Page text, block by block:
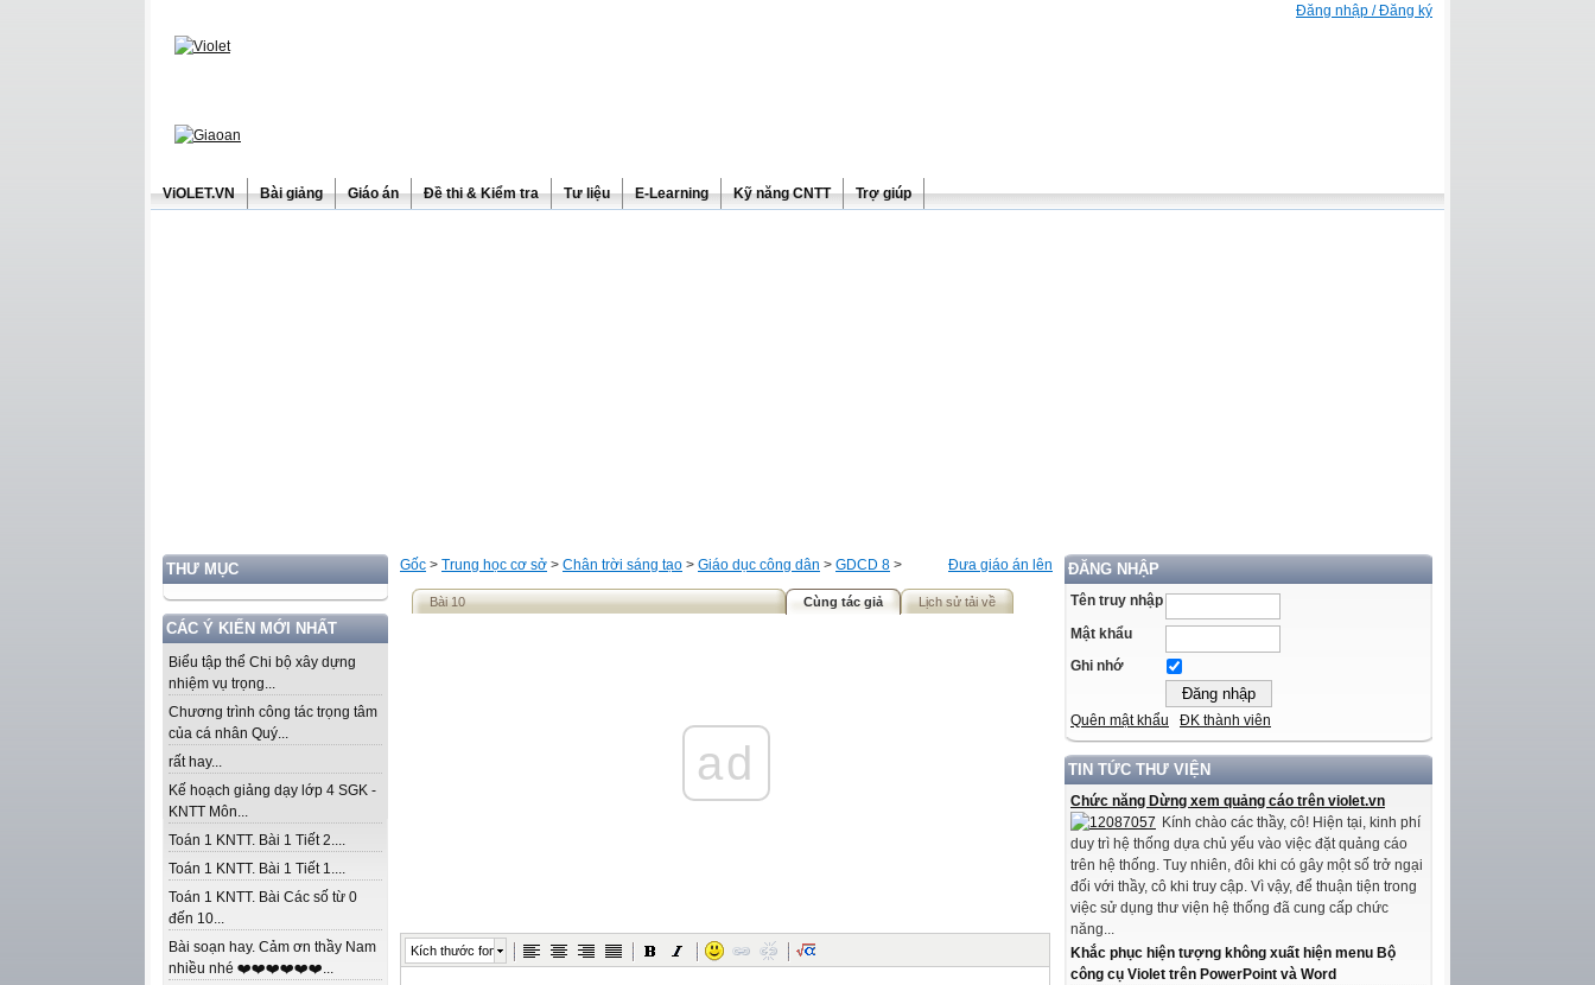
Đăng nhập / Đăng ký
ViOLET.VN Bài giảng Giáo án Đề thi & Kiểm tra Tư liệu E-Learning Kỹ năng CNTT Trợ giúp
THƯ MỤC
CÁC Ý KIẾN MỚI NHẤT
Biểu tập thể Chi bộ xây dựng
nhiệm vụ trọng...
Chương trình công tác trọng tâm
của cá nhân Quý...
rất hay...
Kế hoạch giảng dạy lớp 4 SGK -
KNTT Môn...
Toán 1 KNTT. Bài 1 Tiết 2....
Toán 1 KNTT. Bài 1 Tiết 1....
Toán 1 KNTT. Bài Các số từ 0
đến 10...
Bài soạn hay. Cảm ơn thầy Nam
nhiều nhé ❤️❤️❤️❤️❤️❤️...
ĐĂNG NHẬP
Tên truy nhập
Mật khẩu
Ghi nhớ
Quên mật khẩu ĐK thành viên
TIN TỨC THƯ VIỆN
Chức năng Dừng xem quảng cáo trên violet.vn
Kính chào các thầy, cô! Hiện tại, kinh phí
duy trì hệ thống dựa chủ yếu vào việc đặt quảng cáo
trên hệ thống. Tuy nhiên, đôi khi có gây một số trở ngại
đối với thầy, cô khi truy cập. Vì vậy, để thuận tiện trong
việc sử dụng thư viện hệ thống đã cung cấp chức
năng...
Khắc phục hiện tượng không xuất hiện menu Bộ
công cụ Violet trên PowerPoint và Word
Đưa giáo án lên
Gốc > Trung học cơ sở > Chân trời sáng tạo > Giáo dục công dân > GDCD 8 >
Bài 10 Cùng tác giả Lịch sử tải về
ad
Kích thước font